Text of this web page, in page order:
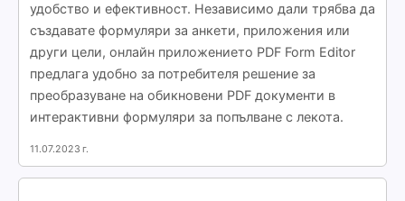
удобство и ефективност. Независимо дали трябва да
създавате формуляри за анкети, приложения или
други цели, онлайн приложението PDF Form Editor
предлага удобно за потребителя решение за
преобразуване на обикновени PDF документи в
интерактивни формуляри за попълване с лекота.
11.07.2023 г.